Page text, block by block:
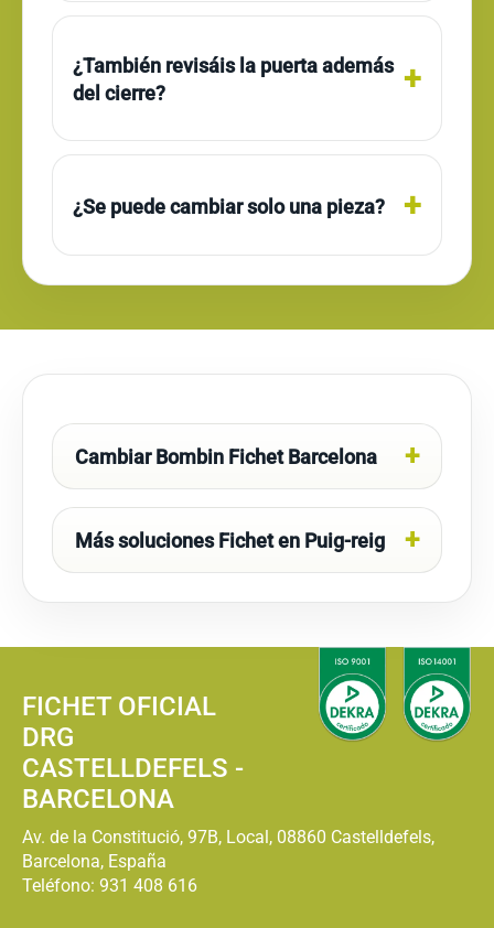
¿También revisáis la puerta además
del cierre?
¿Se puede cambiar solo una pieza?
Cambiar Bombin Fichet Barcelona
Más soluciones Fichet en Puig-reig
FICHET OFICIAL
DRG
CASTELLDEFELS -
BARCELONA
Av. de la Constitució, 97B, Local, 08860 Castelldefels,
Barcelona, España
Teléfono: 931 408 616